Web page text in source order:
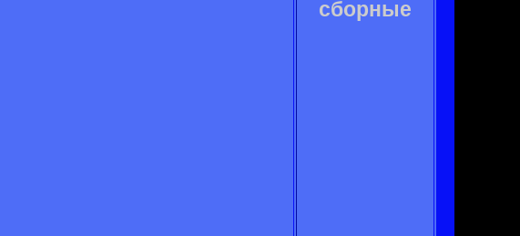
сборные